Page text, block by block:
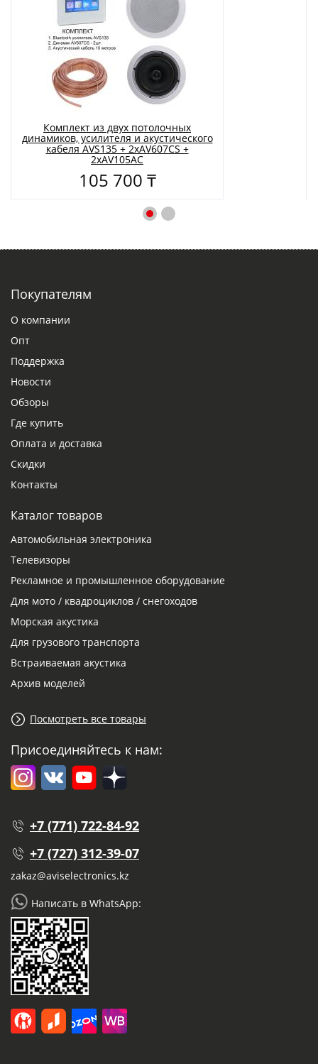
Комплект из двух потолочных
динамиков, усилителя и акустического
кабеля AVS135 + 2xAV607CS +
2xAV105AC
105 700 ₸
Покупателям
О компании
Опт
Поддержка
Новости
Обзоры
Где купить
Оплата и доставка
Скидки
Контакты
Каталог товаров
Автомобильная электроника
Телевизоры
Рекламное и промышленное оборудование
Для мото / квадроциклов / снегоходов
Морская акустика
Для грузового транспорта
Встраиваемая акустика
Архив моделей
Посмотреть все товары
Присоединяйтесь к нам:
+7 (771) 722-84-92
+7 (727) 312-39-07
zakaz@aviselectronics.kz
Написать в WhatsApp: